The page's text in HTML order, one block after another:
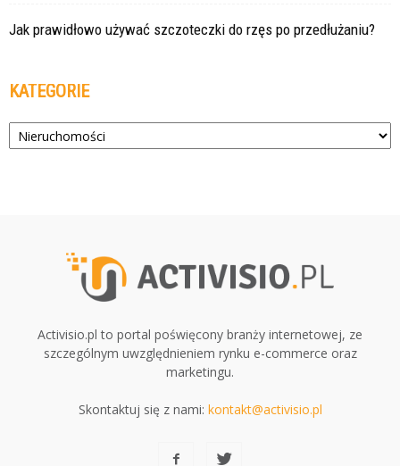
Jak prawidłowo używać szczoteczki do rzęs po przedłużaniu?
KATEGORIE
Kategorie
Activisio.pl to portal poświęcony branży internetowej, ze
szczególnym uwzględnieniem rynku e-commerce oraz
marketingu.
Skontaktuj się z nami: kontakt@activisio.pl